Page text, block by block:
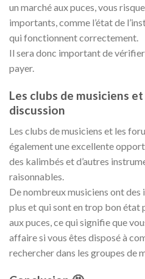
un marché aux puces, vous
importants, comme l’état de
qui fonctionnent correctement.
Il sera donc important de
payer.
Les clubs de musiciens
discussion
Les clubs de musiciens et les
également une excellente
des kalimbés et d’autres
raisonnables.
De nombreux musiciens ont des
plus et qui sont en trop bon état
aux puces, ce qui signifie que
affaire si vous êtes disposé à
rechercher dans les groupes de